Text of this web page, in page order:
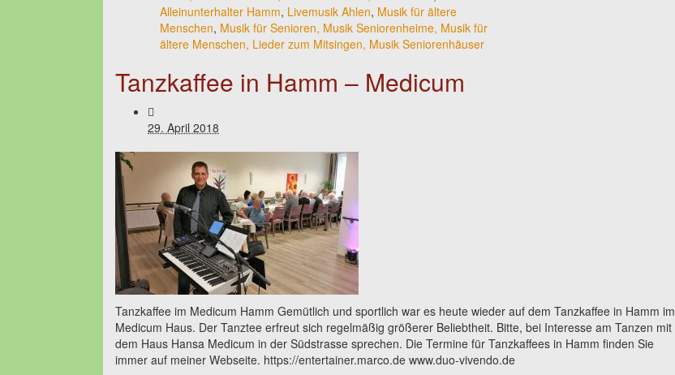
Alleinunterhalter Hamm, Livemusik Ahlen, Musik für ältere
Menschen, Musik für Senioren, Musik Seniorenheime, Musik für
ältere Menschen, Lieder zum Mitsingen, Musik Seniorenhäuser
Tanzkaffee in Hamm – Medicum
29. April 2018
Tanzkaffee im Medicum Hamm Gemütlich und sportlich war es heute wieder auf dem Tanzkaffee in Hamm im
Medicum Haus. Der Tanztee erfreut sich regelmäßig größerer Beliebtheit. Bitte, bei Interesse am Tanzen mit
dem Haus Hansa Medicum in der Südstrasse sprechen. Die Termine für Tanzkaffees in Hamm finden Sie
immer auf meiner Webseite. https://entertainer.marco.de www.duo-vivendo.de